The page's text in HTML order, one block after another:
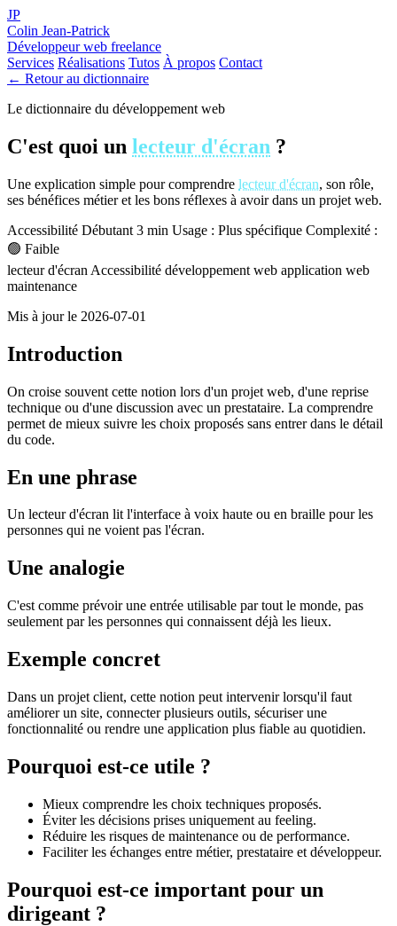
JP
Colin Jean-Patrick
Développeur web freelance
Services Réalisations Tutos À propos Contact
← Retour au dictionnaire
Le dictionnaire du développement web
C'est quoi un lecteur d'écran ?
Une explication simple pour comprendre lecteur d'écran, son rôle,
ses bénéfices métier et les bons réflexes à avoir dans un projet web.
Accessibilité Débutant 3 min Usage : Plus spécifique Complexité :
🟢 Faible
lecteur d'écran Accessibilité développement web application web
maintenance
Mis à jour le 2026-07-01
Introduction
On croise souvent cette notion lors d'un projet web, d'une reprise
technique ou d'une discussion avec un prestataire. La comprendre
permet de mieux suivre les choix proposés sans entrer dans le détail
du code.
En une phrase
Un lecteur d'écran lit l'interface à voix haute ou en braille pour les
personnes qui ne voient pas l'écran.
Une analogie
C'est comme prévoir une entrée utilisable par tout le monde, pas
seulement par les personnes qui connaissent déjà les lieux.
Exemple concret
Dans un projet client, cette notion peut intervenir lorsqu'il faut
améliorer un site, connecter plusieurs outils, sécuriser une
fonctionnalité ou rendre une application plus fiable au quotidien.
Pourquoi est-ce utile ?
Mieux comprendre les choix techniques proposés.
Éviter les décisions prises uniquement au feeling.
Réduire les risques de maintenance ou de performance.
Faciliter les échanges entre métier, prestataire et développeur.
Pourquoi est-ce important pour un
dirigeant ?